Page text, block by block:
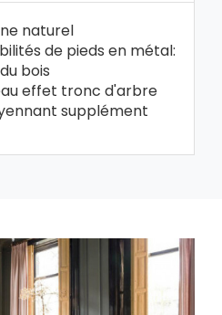
naturel
de pieds en métal:
bois
effet tronc d'arbre
supplément